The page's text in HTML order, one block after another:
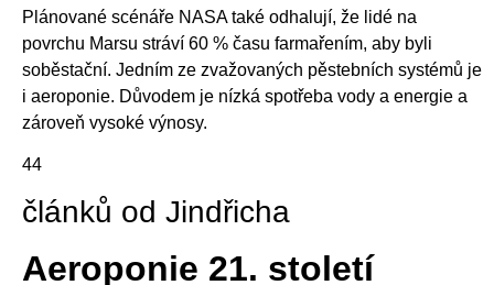
Plánované scénáře NASA také odhalují, že lidé na
povrchu Marsu stráví 60 % času farmařením, aby byli
soběstační. Jedním ze zvažovaných pěstebních systémů je
i aeroponie. Důvodem je nízká spotřeba vody a energie a
zároveň vysoké výnosy.
44
článků od Jindřicha
Aeroponie 21. století